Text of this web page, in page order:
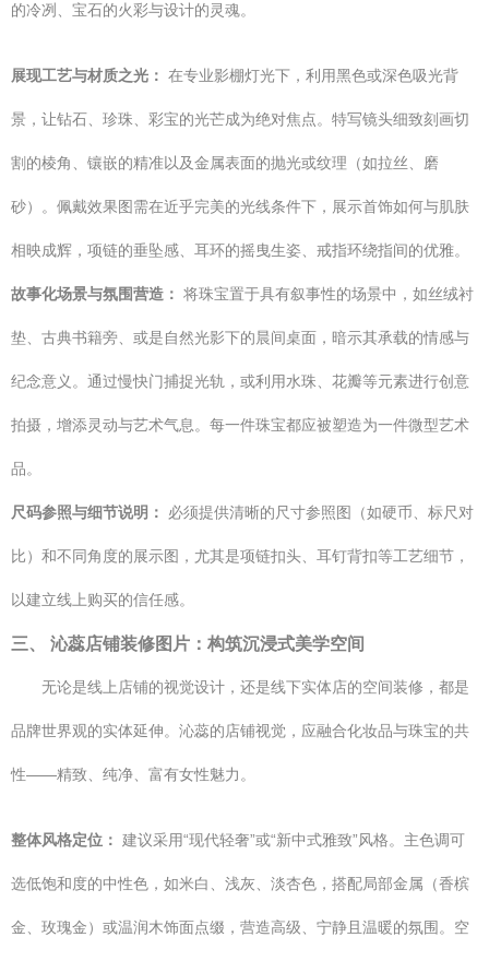
的冷冽、宝石的火彩与设计的灵魂。
展现工艺与材质之光： 在专业影棚灯光下，利用黑色或深色吸光背
景，让钻石、珍珠、彩宝的光芒成为绝对焦点。特写镜头细致刻画切
割的棱角、镶嵌的精准以及金属表面的抛光或纹理（如拉丝、磨
砂）。佩戴效果图需在近乎完美的光线条件下，展示首饰如何与肌肤
相映成辉，项链的垂坠感、耳环的摇曳生姿、戒指环绕指间的优雅。
故事化场景与氛围营造： 将珠宝置于具有叙事性的场景中，如丝绒衬
垫、古典书籍旁、或是自然光影下的晨间桌面，暗示其承载的情感与
纪念意义。通过慢快门捕捉光轨，或利用水珠、花瓣等元素进行创意
拍摄，增添灵动与艺术气息。每一件珠宝都应被塑造为一件微型艺术
品。
尺码参照与细节说明： 必须提供清晰的尺寸参照图（如硬币、标尺对
比）和不同角度的展示图，尤其是项链扣头、耳钉背扣等工艺细节，
以建立线上购买的信任感。
三、 沁蕊店铺装修图片：构筑沉浸式美学空间
无论是线上店铺的视觉设计，还是线下实体店的空间装修，都是
品牌世界观的实体延伸。沁蕊的店铺视觉，应融合化妆品与珠宝的共
性——精致、纯净、富有女性魅力。
整体风格定位： 建议采用“现代轻奢”或“新中式雅致”风格。主色调可
选低饱和度的中性色，如米白、浅灰、淡杏色，搭配局部金属（香槟
金、玫瑰金）或温润木饰面点缀，营造高级、宁静且温暖的氛围。空